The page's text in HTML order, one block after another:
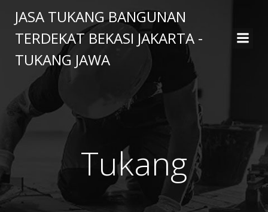
to
content
JASA TUKANG BANGUNAN
TERDEKAT BEKASI JAKARTA -
TUKANG JAWA
Tukang